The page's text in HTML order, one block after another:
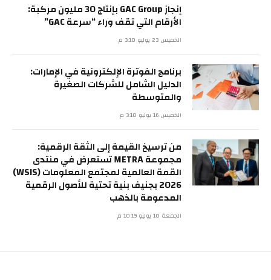
إنجاز GAC Group بإنتاج 30 مليون مركبة:
الأرقام التي تقف وراء “سرعة GAC”
الخميس 23 يوليو 3:10 م
برنامج الفوترة الإلكترونية في الإمارات:
الدليل الشامل للشركات الصغيرة
والمتوسطة
الخميس 16 يوليو 3:10 م
من ترسيخ القيمة إلى الثقة الرقمية:
مجموعة METRA تستعرض في منتدى
القمة العالمية لمجتمع المعلومات (WSIS)
2026 بجنيف بنية تحتية للأصول الرقمية
المدعومة بالذهب
الجمعة 10 يوليو 10:19 م